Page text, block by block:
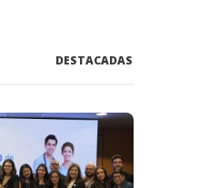
DESTACADAS